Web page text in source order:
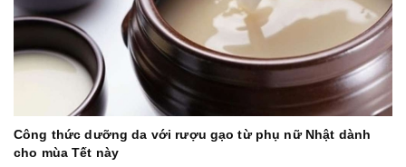
Công thức dưỡng da với rượu gạo từ phụ nữ Nhật dành
cho mùa Tết này